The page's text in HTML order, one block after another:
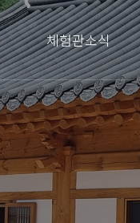
체험관소식